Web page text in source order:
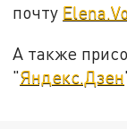
почту
А также
"Яндекс.Дзен